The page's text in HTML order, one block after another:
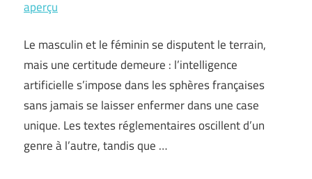
aperçu
Le masculin et le féminin se disputent le terrain,
mais une certitude demeure : l’intelligence
artificielle s’impose dans les sphères françaises
sans jamais se laisser enfermer dans une case
unique. Les textes réglementaires oscillent d’un
genre à l’autre, tandis que …